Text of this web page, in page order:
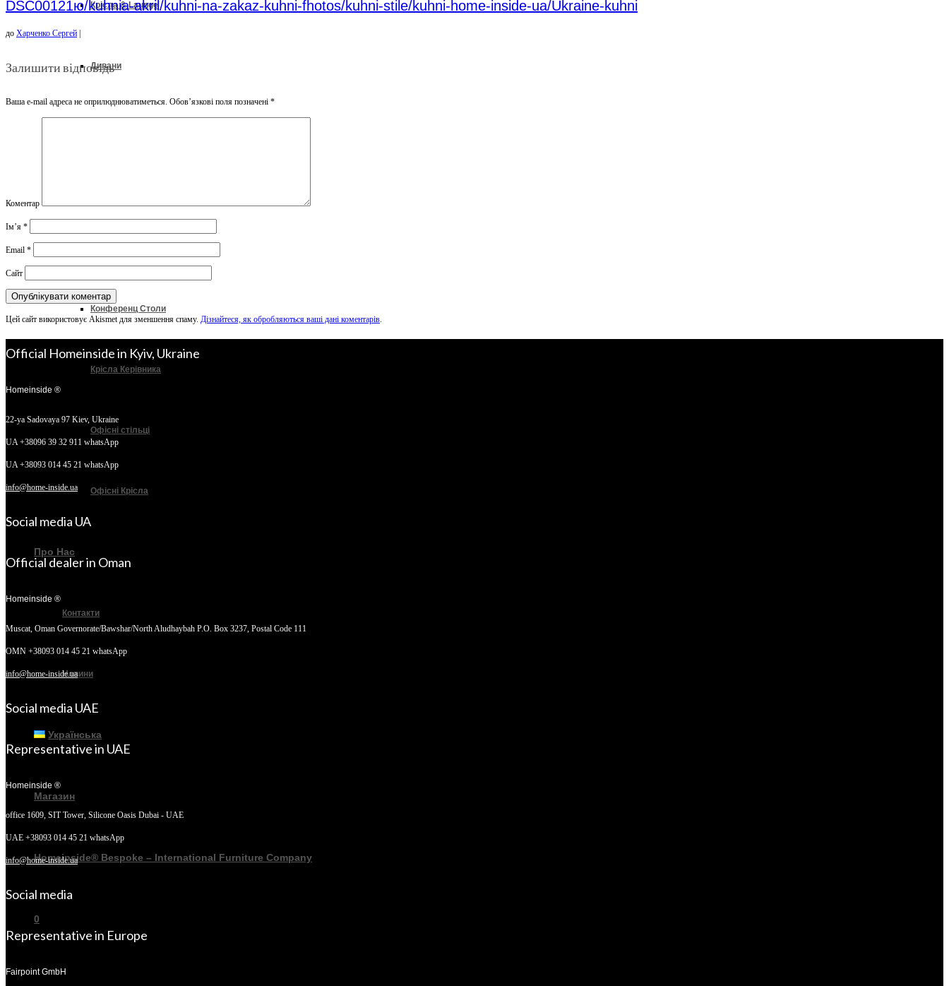
Крісла & Launge
Дивани
Конференц Столи
Крісла Керівника
Офісні стільці
Офісні Крісла
Про Нас
Контакти
Новини
Українська
Магазин
Homeinside® Bespoke – International Furniture Company
0
DSC00121ю/kuhnia-akril/kuhni-na-zakaz-kuhni-fhotos/kuhni-stile/kuhni-home-inside-ua/Ukraine-kuhni
до Харченко Сергей
Залишити відповідь
Ваша e-mail адреса не оприлюднюватиметься. Обов’язкові поля позначені *
Коментар
Ім’я *
Email *
Сайт
Цей сайт використовує Akismet для зменшення спаму. Дізнайтеся, як обробляються ваші дані коментарів.
Official Homeinside in Kyiv, Ukraine
Homeinside ®
22-ya Sadovaya 97 Kiev, Ukraine
UA +38096 39 32 911 whatsApp
UA +38093 014 45 21 whatsApp
info@home-inside.ua
Social media UA
Official dealer in Oman
Homeinside ®
Muscat, Oman Governorate/Bawshar/North Aludhaybah P.O. Box 3237, Postal Code 111
OMN +38093 014 45 21 whatsApp
info@home-inside.ua
Social media UAE
Representative in UAE
Homeinside ®
office 1609, SIT Tower, Silicone Oasis Dubai - UAE
UAE +38093 014 45 21 whatsApp
info@home-inside.ua
Social media
Representative in Europe
Fairpoint GmbH